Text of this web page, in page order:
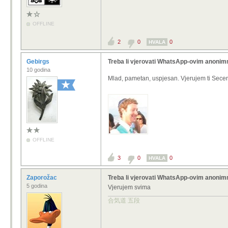
OFFLINE
2 0 HVALA 0
Gebirgs
10 godina
OFFLINE
Treba li vjerovati WhatsApp-ovim
Mlad, pametan, uspjesan. Vjerujem ti
3 0 HVALA 0
Zaporožac
5 godina
Treba li vjerovati WhatsApp-ovim
Vjerujem svima
合気道 五段